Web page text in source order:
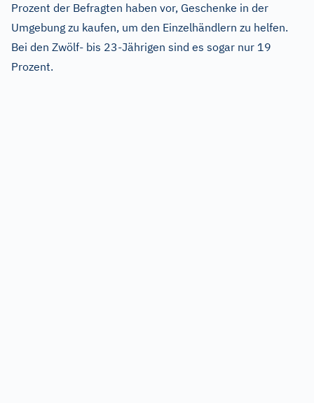
Prozent der Befragten haben vor, Geschenke in der
Umgebung zu kaufen, um den Einzelhändlern zu helfen.
Bei den Zwölf- bis 23-Jährigen sind es sogar nur 19
Prozent.